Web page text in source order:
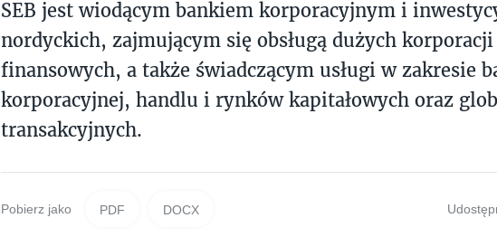
SEB jest wiodącym bankiem korporacyjnym i
nordyckich, zajmującym się obsługą dużych
finansowych, a także świadczącym usługi w zakresie
korporacyjnej, handlu i rynków kapitałowych oraz
transakcyjnych.
Pobierz jako PDF DOCX